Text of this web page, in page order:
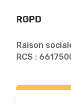
RGPD
Raison
RCS :